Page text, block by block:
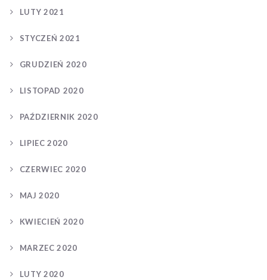
LUTY 2021
STYCZEŃ 2021
GRUDZIEŃ 2020
LISTOPAD 2020
PAŹDZIERNIK 2020
LIPIEC 2020
CZERWIEC 2020
MAJ 2020
KWIECIEŃ 2020
MARZEC 2020
LUTY 2020